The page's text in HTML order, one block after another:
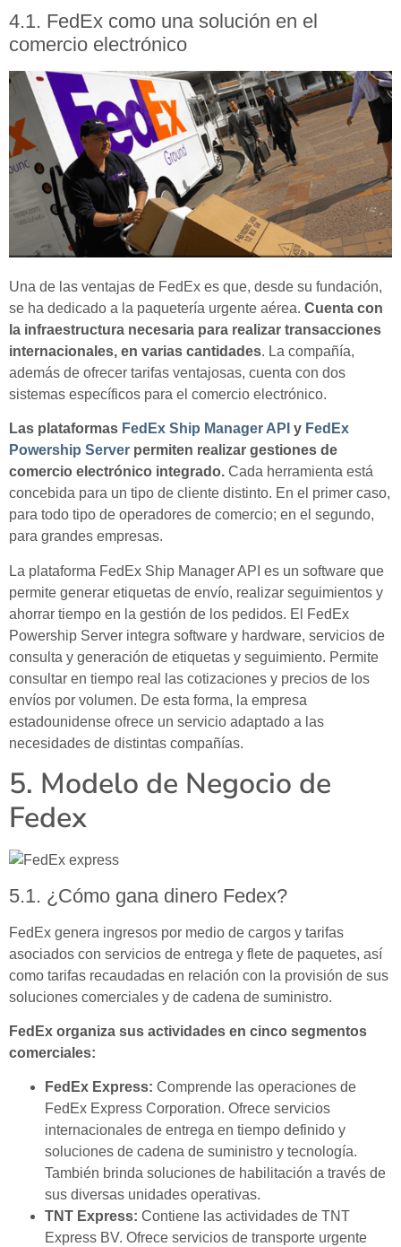
4.1. FedEx como una solución en el
comercio electrónico
Una de las ventajas de FedEx es que, desde su fundación,
se ha dedicado a la paquetería urgente aérea. Cuenta con
la infraestructura necesaria para realizar transacciones
internacionales, en varias cantidades. La compañía,
además de ofrecer tarifas ventajosas, cuenta con dos
sistemas específicos para el comercio electrónico.
Las plataformas FedEx Ship Manager API y FedEx
Powership Server permiten realizar gestiones de
comercio electrónico integrado. Cada herramienta está
concebida para un tipo de cliente distinto. En el primer caso,
para todo tipo de operadores de comercio; en el segundo,
para grandes empresas.
La plataforma FedEx Ship Manager API es un software que
permite generar etiquetas de envío, realizar seguimientos y
ahorrar tiempo en la gestión de los pedidos. El FedEx
Powership Server integra software y hardware, servicios de
consulta y generación de etiquetas y seguimiento. Permite
consultar en tiempo real las cotizaciones y precios de los
envíos por volumen. De esta forma, la empresa
estadounidense ofrece un servicio adaptado a las
necesidades de distintas compañías.
5. Modelo de Negocio de
Fedex
5.1. ¿Cómo gana dinero Fedex?
FedEx genera ingresos por medio de cargos y tarifas
asociados con servicios de entrega y flete de paquetes, así
como tarifas recaudadas en relación con la provisión de sus
soluciones comerciales y de cadena de suministro.
FedEx organiza sus actividades en cinco segmentos
comerciales:
FedEx Express: Comprende las operaciones de
FedEx Express Corporation. Ofrece servicios
internacionales de entrega en tiempo definido y
soluciones de cadena de suministro y tecnología.
También brinda soluciones de habilitación a través de
sus diversas unidades operativas.
TNT Express: Contiene las actividades de TNT
Express BV. Ofrece servicios de transporte urgente